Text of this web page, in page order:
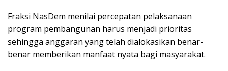
Fraksi NasDem menilai percepatan pelaksanaan
program pembangunan harus menjadi prioritas
sehingga anggaran yang telah dialokasikan benar-
benar memberikan manfaat nyata bagi masyarakat.